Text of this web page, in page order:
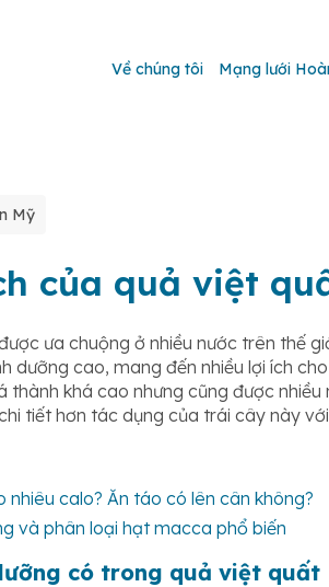
Về chúng tôi Mạng lưới
Mỹ
của quả việt
ưa chuộng ở nhiều nước trên thế
dưỡng cao, mang đến nhiều lợi ích
thành khá cao nhưng cũng được
tiết hơn tác dụng của trái cây này
calo? Ăn táo có lên cân không?
và phân loại hạt macca phổ biến
có trong quả việt quất